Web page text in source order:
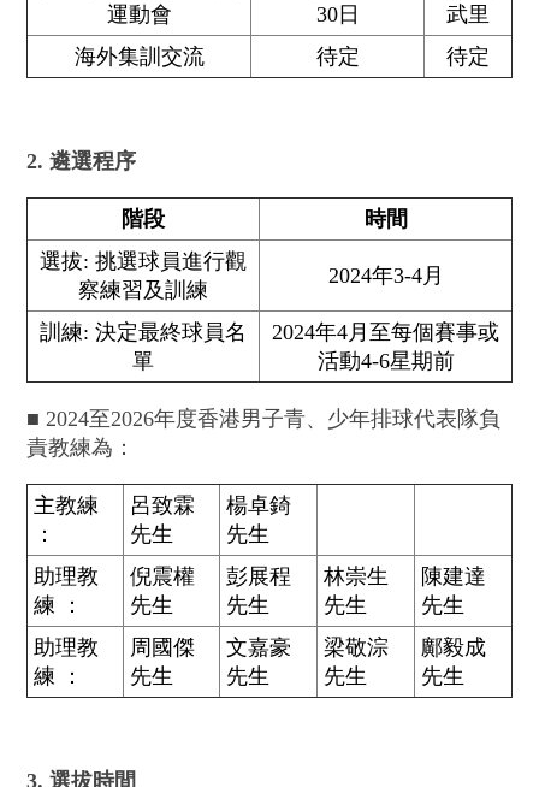
運動會
30日
武里
海外集訓交流
待定 待定
2. 遴選程序
階段
時間
選拔: 挑選球員進行觀
察練習及訓練
2024年3-4月
訓練: 決定最終球員名
單
2024年4月至每個賽事或
活動4-6星期前
■ 2024至2026年度香港男子青、少年排球代表隊負
責教練為：
主教練
：
呂致霖
先生
楊卓錡
先生
助理教
練 ：
倪震權
先生
彭展程
先生
林崇生
先生
陳建達
先生
助理教
練 ：
周國傑
先生
文嘉豪
先生
梁敬淙
先生
鄺毅成
先生
3. 選拔時間